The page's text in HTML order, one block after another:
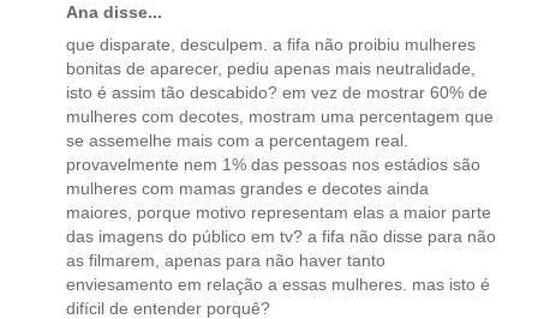
Ana disse...
que disparate, desculpem. a fifa não proibiu mulheres
bonitas de aparecer, pediu apenas mais neutralidade,
isto é assim tão descabido? em vez de mostrar 60% de
mulheres com decotes, mostram uma percentagem que
se assemelhe mais com a percentagem real.
provavelmente nem 1% das pessoas nos estádios são
mulheres com mamas grandes e decotes ainda
maiores, porque motivo representam elas a maior parte
das imagens do público em tv? a fifa não disse para não
as filmarem, apenas para não haver tanto
enviesamento em relação a essas mulheres. mas isto é
difícil de entender porquê?